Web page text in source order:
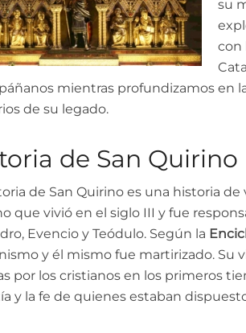
su
con
mientras profundizamos en
de su legado.
de San Quirino
de San Quirino es una historia
que vivió en el siglo III y fue
Evencio y Teódulo. Según la
y él mismo fue martirizado. Su
por los cristianos en los primeros
y la fe de quienes estaban